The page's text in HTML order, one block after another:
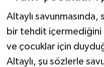
Altaylı savunmasında,
bir tehdit
ve çocuklar için
Altaylı, şu sözlerle